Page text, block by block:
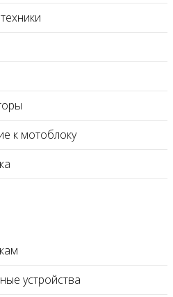
к мотоблоку
устройства